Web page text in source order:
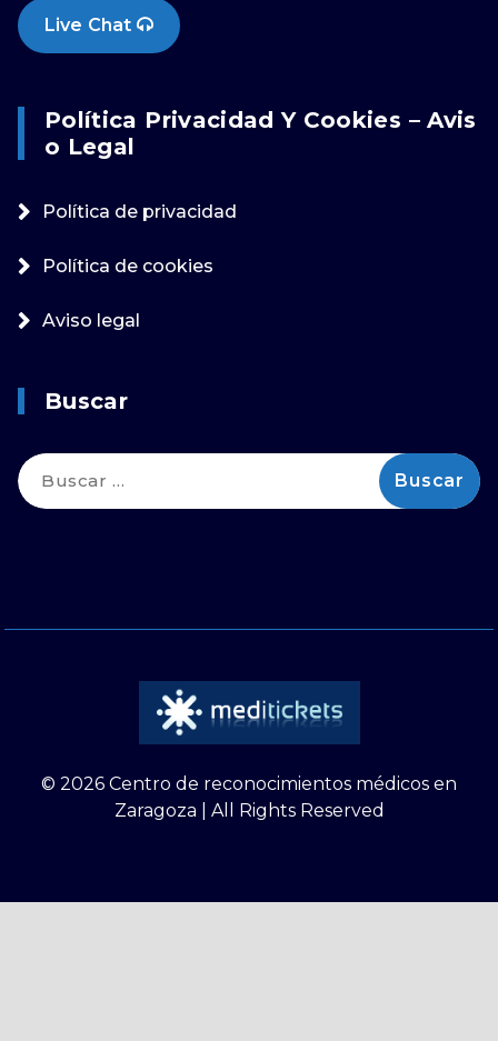
Live Chat
Política Privacidad Y Cookies – Avis
O Legal
Política de privacidad
Política de cookies
Aviso legal
Buscar
Buscar:
© 2026 Centro de reconocimientos médicos en
Zaragoza | All Rights Reserved